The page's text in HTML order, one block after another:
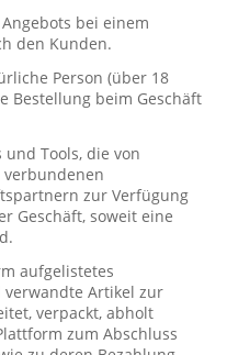
bei einem
den Kunden.
Person (über 18
Bestellung beim Geschäft
und Tools, die von
verbundenen
zur Verfügung
Geschäft, soweit eine
aufgelistetes
verwandte Artikel zur
verpackt, abholt
zum Abschluss